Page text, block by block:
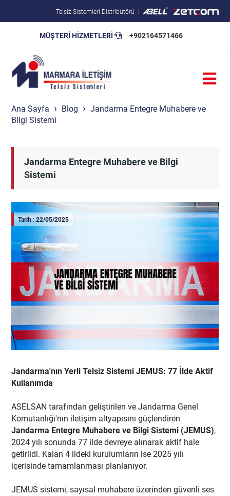
Telsiz Sistemleri Distribütörü
MÜŞTERİ HİZMETLERİ +902164571466
Ana Sayfa Blog
Jandarma Entegre Muhabere ve
Bilgi Sistemi
Jandarma Entegre Muhabere ve Bilgi
Sistemi
Tarih : 22/05/2025
Jandarma'nın Yerli Telsiz Sistemi JEMUS: 77 İlde Aktif
Kullanımda
ASELSAN tarafından geliştirilen ve Jandarma Genel
Komutanlığı'nın iletişim altyapısını güçlendiren
Jandarma Entegre Muhabere ve Bilgi Sistemi (JEMUS),
2024 yılı sonunda 77 ilde devreye alınarak aktif hale
getirildi. Kalan 4 ildeki kurulumların ise 2025 yılı
içerisinde tamamlanması planlanıyor.
JEMUS sistemi, sayısal muhabere üzerinden güvenli ses